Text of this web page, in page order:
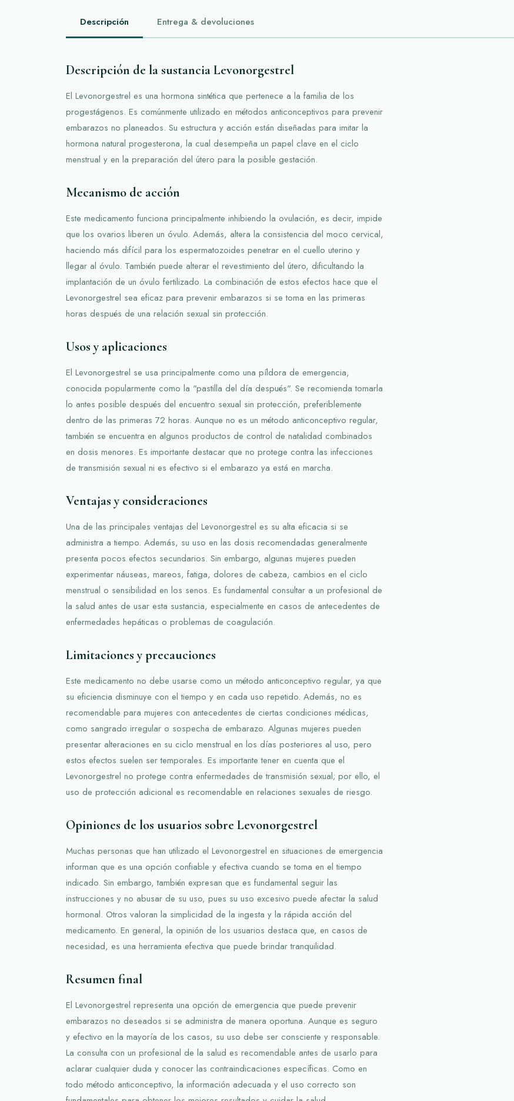
Descripción Entrega & devoluciones
Descripción de la sustancia Levonorgestrel
El Levonorgestrel es una hormona sintética que pertenece a la familia de los
progestágenos. Es comúnmente utilizado en métodos anticonceptivos para prevenir
embarazos no planeados. Su estructura y acción están diseñadas para imitar la
hormona natural progesterona, la cual desempeña un papel clave en el ciclo
menstrual y en la preparación del útero para la posible gestación.
Mecanismo de acción
Este medicamento funciona principalmente inhibiendo la ovulación, es decir, impide
que los ovarios liberen un óvulo. Además, altera la consistencia del moco cervical,
haciendo más difícil para los espermatozoides penetrar en el cuello uterino y
llegar al óvulo. También puede alterar el revestimiento del útero, dificultando la
implantación de un óvulo fertilizado. La combinación de estos efectos hace que el
Levonorgestrel sea eficaz para prevenir embarazos si se toma en las primeras
horas después de una relación sexual sin protección.
Usos y aplicaciones
El Levonorgestrel se usa principalmente como una píldora de emergencia,
conocida popularmente como la "pastilla del día después". Se recomienda tomarla
lo antes posible después del encuentro sexual sin protección, preferiblemente
dentro de las primeras 72 horas. Aunque no es un método anticonceptivo regular,
también se encuentra en algunos productos de control de natalidad combinados
en dosis menores. Es importante destacar que no protege contra las infecciones
de transmisión sexual ni es efectivo si el embarazo ya está en marcha.
Ventajas y consideraciones
Una de las principales ventajas del Levonorgestrel es su alta eficacia si se
administra a tiempo. Además, su uso en las dosis recomendadas generalmente
presenta pocos efectos secundarios. Sin embargo, algunas mujeres pueden
experimentar náuseas, mareos, fatiga, dolores de cabeza, cambios en el ciclo
menstrual o sensibilidad en los senos. Es fundamental consultar a un profesional de
la salud antes de usar esta sustancia, especialmente en casos de antecedentes de
enfermedades hepáticas o problemas de coagulación.
Limitaciones y precauciones
Este medicamento no debe usarse como un método anticonceptivo regular, ya que
su eficiencia disminuye con el tiempo y en cada uso repetido. Además, no es
recomendable para mujeres con antecedentes de ciertas condiciones médicas,
como sangrado irregular o sospecha de embarazo. Algunas mujeres pueden
presentar alteraciones en su ciclo menstrual en los días posteriores al uso, pero
estos efectos suelen ser temporales. Es importante tener en cuenta que el
Levonorgestrel no protege contra enfermedades de transmisión sexual; por ello, el
uso de protección adicional es recomendable en relaciones sexuales de riesgo.
Opiniones de los usuarios sobre Levonorgestrel
Muchas personas que han utilizado el Levonorgestrel en situaciones de emergencia
informan que es una opción confiable y efectiva cuando se toma en el tiempo
indicado. Sin embargo, también expresan que es fundamental seguir las
instrucciones y no abusar de su uso, pues su uso excesivo puede afectar la salud
hormonal. Otros valoran la simplicidad de la ingesta y la rápida acción del
medicamento. En general, la opinión de los usuarios destaca que, en casos de
necesidad, es una herramienta efectiva que puede brindar tranquilidad.
Resumen final
El Levonorgestrel representa una opción de emergencia que puede prevenir
embarazos no deseados si se administra de manera oportuna. Aunque es seguro
y efectivo en la mayoría de los casos, su uso debe ser consciente y responsable.
La consulta con un profesional de la salud es recomendable antes de usarlo para
aclarar cualquier duda y conocer las contraindicaciones específicas. Como en
todo método anticonceptivo, la información adecuada y el uso correcto son